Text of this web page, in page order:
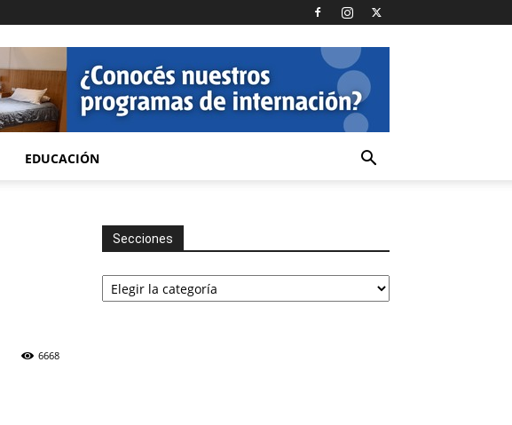
EDUCACIÓN
6668
Secciones
Secciones